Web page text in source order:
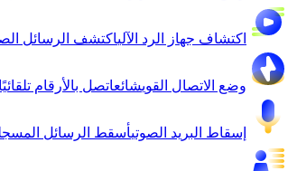
اكتشاف جهاز الرد الآلياكتشف الرسائل
وضع الاتصال القويشائعاتصل بالأرقام
إسقاط البريد الصوتيأسقط الرسائل